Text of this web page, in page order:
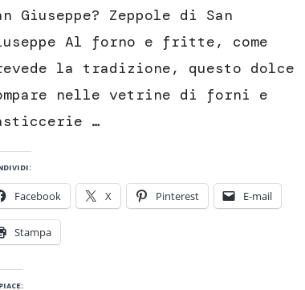
Giuseppe? Zeppole di San
Al forno e fritte, come
la tradizione, questo dolce
nelle vetrine di forni e
…
Facebook X Pinterest E-mail
Stampa